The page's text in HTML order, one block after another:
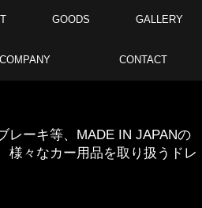
GOODS GALLERY
COMPANY CONTACT
レーキ等、MADE IN JAPANの
様々なカー用品を取り扱うドレ